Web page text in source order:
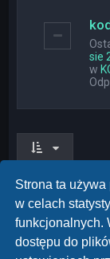
Strona ta
w celach
funkcjonalnych.
dostępu do
sie
w